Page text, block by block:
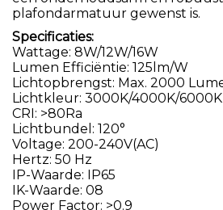
plafondarmatuur gewenst is.
Specificaties:
Wattage: 8W/12W/16W
Lumen Efficiëntie: 125lm/W
Lichtopbrengst: Max. 2000
Lichtkleur: 3000K/4000K/6000K
CRI: >80Ra
Lichtbundel: 120°
Voltage: 200-240V(AC)
Hertz: 50 Hz
IP-Waarde: IP65
IK-Waarde: 08
Power Factor: >0.9